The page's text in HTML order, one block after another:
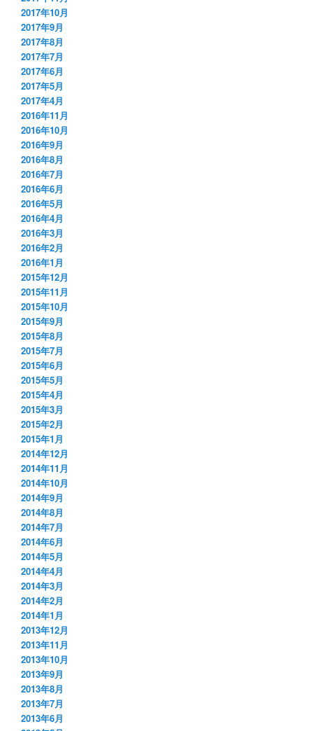
2017年10月
2017年9月
2017年8月
2017年7月
2017年6月
2017年5月
2017年4月
2016年11月
2016年10月
2016年9月
2016年8月
2016年7月
2016年6月
2016年5月
2016年4月
2016年3月
2016年2月
2016年1月
2015年12月
2015年11月
2015年10月
2015年9月
2015年8月
2015年7月
2015年6月
2015年5月
2015年4月
2015年3月
2015年2月
2015年1月
2014年12月
2014年11月
2014年10月
2014年9月
2014年8月
2014年7月
2014年6月
2014年5月
2014年4月
2014年3月
2014年2月
2014年1月
2013年12月
2013年11月
2013年10月
2013年9月
2013年8月
2013年7月
2013年6月